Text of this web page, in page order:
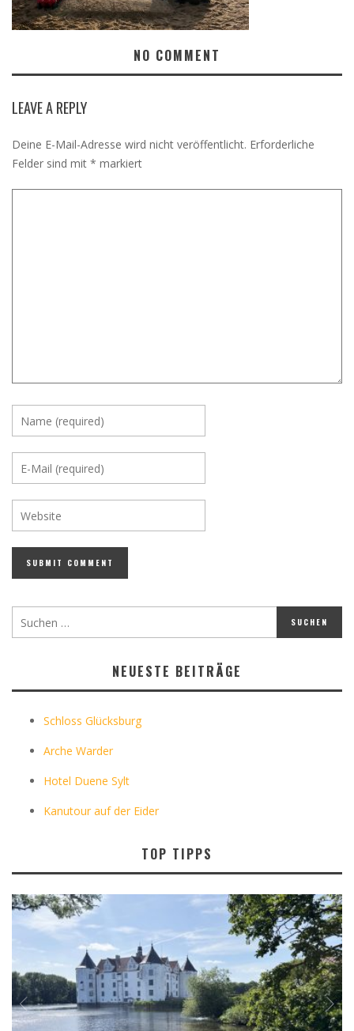
NO COMMENT
LEAVE A REPLY
Deine E-Mail-Adresse wird nicht veröffentlicht. Erforderliche
Felder sind mit * markiert
NEUESTE BEITRÄGE
Schloss Glücksburg
Arche Warder
Hotel Duene Sylt
Kanutour auf der Eider
TOP TIPPS